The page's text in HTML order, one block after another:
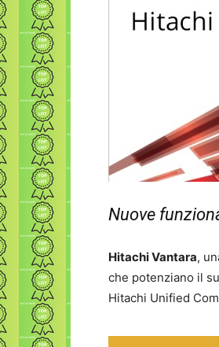
Nuove
Hitachi Vantara,
che potenziano il
Hitachi Unified